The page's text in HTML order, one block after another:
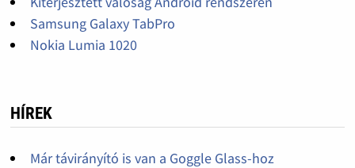
Samsung Galaxy TabPro
Nokia Lumia 1020
HÍREK
Már távirányító is van a Goggle Glass-hoz